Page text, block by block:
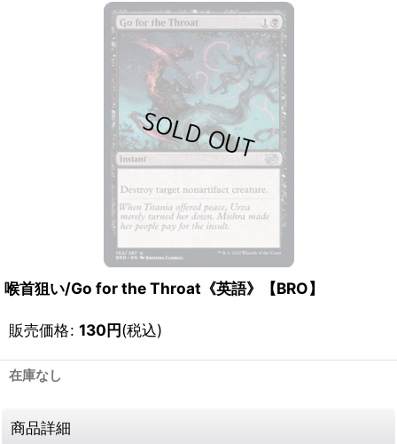
喉首狙い/Go for the Throat《英語》【BRO】
販売価格: 130円(税込)
在庫なし
商品詳細